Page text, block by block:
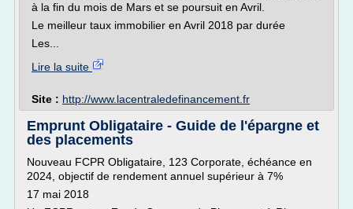
à la fin du mois de Mars et se poursuit en Avril.
Le meilleur taux immobilier en Avril 2018 par durée
Les...
Lire la suite
Site : http://www.lacentraledefinancement.fr
Emprunt Obligataire - Guide de l'épargne et
des placements
Nouveau FCPR Obligataire, 123 Corporate, échéance en
2024, objectif de rendement annuel supérieur à 7%
17 mai 2018